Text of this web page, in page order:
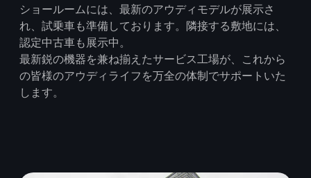
ショールームには、最新のアウディモデルが展示さ
れ、試乗車も準備しております。隣接する敷地には、
認定中古車も展示中。
最新鋭の機器を兼ね揃えたサービス工場が、これから
の皆様のアウディライフを万全の体制でサポートいた
します。